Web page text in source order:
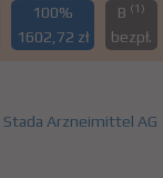
100%
1602,72 zł
B (1)
bezpł.
Stada Arzneimittel AG